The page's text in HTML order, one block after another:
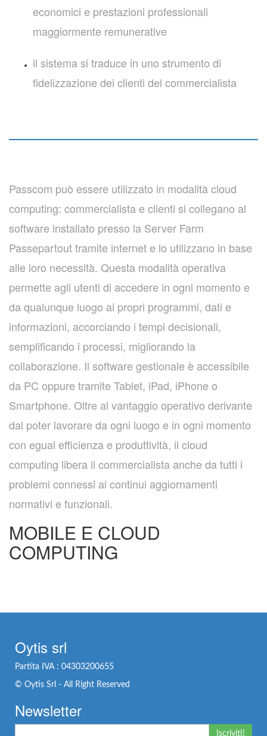
economici e prestazioni professionali
maggiormente remunerative
il sistema si traduce in uno strumento di
fidelizzazione dei clienti del commercialista
Passcom può essere utilizzato in modalità cloud
computing: commercialista e clienti si collegano al
software installato presso la Server Farm
Passepartout tramite internet e lo utilizzano in base
alle loro necessità. Questa modalità operativa
permette agli utenti di accedere in ogni momento e
da qualunque luogo ai propri programmi, dati e
informazioni, accorciando i tempi decisionali,
semplificando i processi, migliorando la
collaborazione. Il software gestionale è accessibile
da PC oppure tramite Tablet, iPad, iPhone o
Smartphone. Oltre al vantaggio operativo derivante
dal poter lavorare da ogni luogo e in ogni momento
con egual efficienza e produttività, il cloud
computing libera il commercialista anche da tutti i
problemi connessi ai continui aggiornamenti
normativi e funzionali.
MOBILE E CLOUD
COMPUTING
Oytis srl
Partita IVA : 04303200655
© Oytis Srl - All Right Reserved
Newsletter
Iscriviti!